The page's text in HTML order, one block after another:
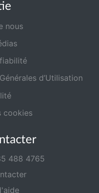
nous
d’Utilisation
cookies
488 4765